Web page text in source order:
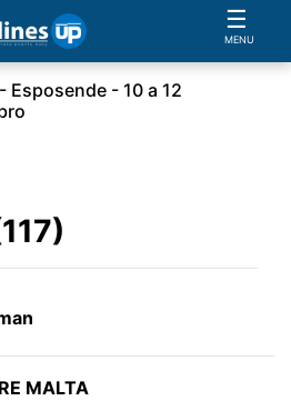
☰
MENU
Esposende - 10 a 12
MALTA